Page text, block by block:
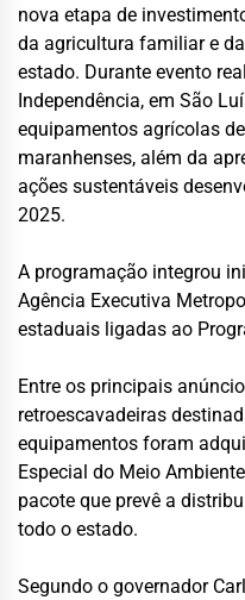
nova etapa de
da agricultura familiar e
estado. Durante evento
Independência, em São
equipamentos agrícolas
maranhenses, além da
ações sustentáveis
2025.
A programação integrou
Agência Executiva
estaduais ligadas ao
Entre os principais
retroescavadeiras
equipamentos foram
Especial do Meio
pacote que prevê a
todo o estado.
Segundo o governador